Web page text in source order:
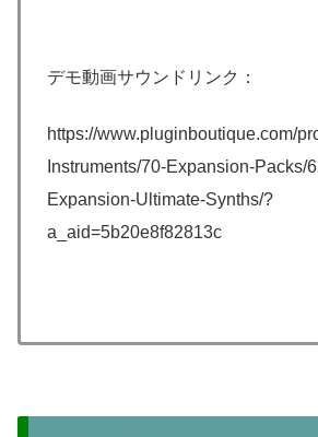
デモ動画サウンドリンク：
https://www.pluginboutique.com/
Instruments/70-Expansion-Packs/
Expansion-Ultimate-Synths/?
a_aid=5b20e8f82813c